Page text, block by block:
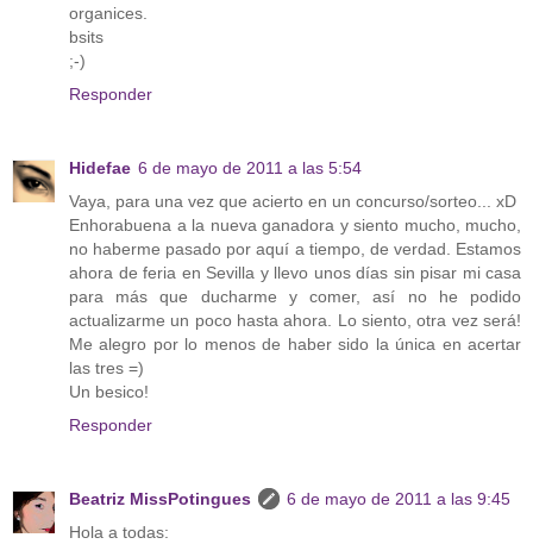
organices.
bsits
;-)
Responder
Hidefae 6 de mayo de 2011 a las 5:54
Vaya, para una vez que acierto en un concurso/sorteo... xD
Enhorabuena a la nueva ganadora y siento mucho, mucho,
no haberme pasado por aquí a tiempo, de verdad. Estamos
ahora de feria en Sevilla y llevo unos días sin pisar mi casa
para más que ducharme y comer, así no he podido
actualizarme un poco hasta ahora. Lo siento, otra vez será!
Me alegro por lo menos de haber sido la única en acertar
las tres =)
Un besico!
Responder
Beatriz MissPotingues
6 de mayo de 2011 a las 9:45
Hola a todas: